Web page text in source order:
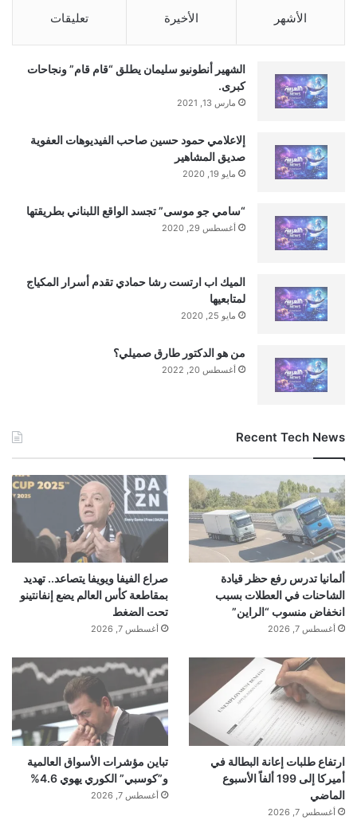
الأشهر الأخيرة تعليقات
الشهير أنطونيو سليمان يطلق “قام قام” ونجاحات
كبرى.
مارس 13, 2021
إلاعلامي حمود حسين صاحب الفيديوهات العفوية
صديق المشاهير
مايو 19, 2020
“سامي جو موسى” تجسد الواقع اللبناني بطريقتها
أغسطس 29, 2020
الميك اب ارتست رشا حمادي تقدم أسرار المكياج
لمتابعيها
مايو 25, 2020
من هو الدكتور طارق صميلي؟
أغسطس 20, 2022
Recent Tech News
ألمانيا تدرس رفع حظر قيادة
الشاحنات في العطلات بسبب
انخفاض منسوب “الراين”
أغسطس 7, 2026
صراع الفيفا ويويفا يتصاعد.. تهديد
بمقاطعة كأس العالم يضع إنفانتينو
تحت الضغط
أغسطس 7, 2026
ارتفاع طلبات إعانة البطالة في
أميركا إلى 199 ألفاً الأسبوع
الماضي
أغسطس 7, 2026
تباين مؤشرات الأسواق العالمية
و”كوسبي” الكوري يهوي 4.6%
أغسطس 7, 2026